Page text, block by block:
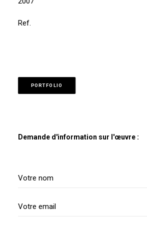
Ref.
PORTFOLIO
Demande d'information sur l'œuvre :